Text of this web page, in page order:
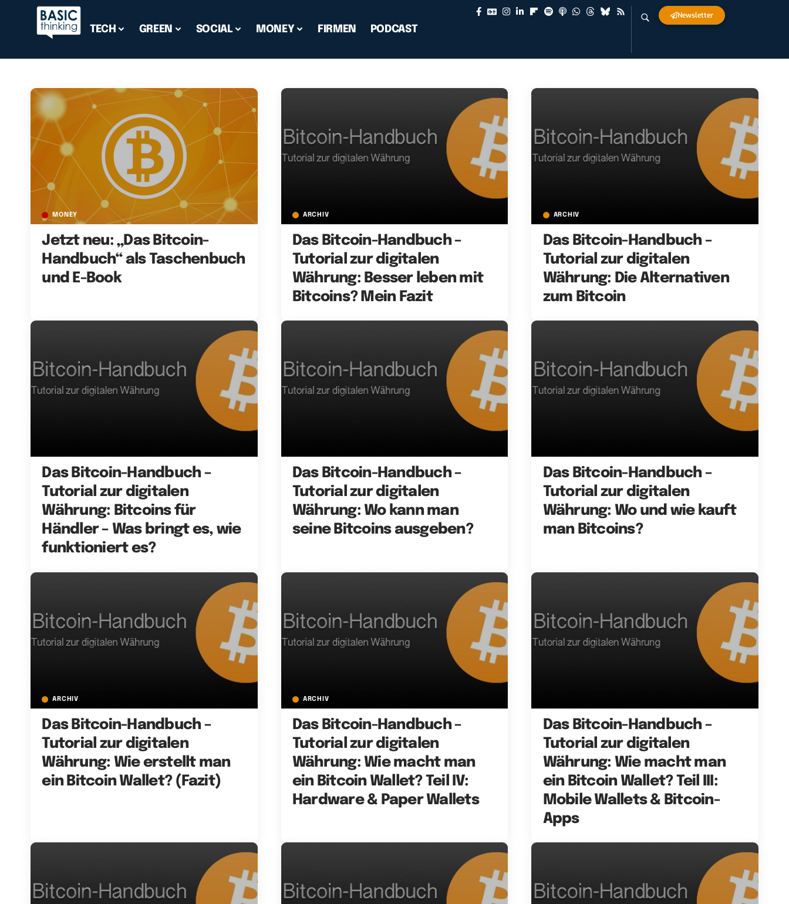
TECH GREEN SOCIAL MONEY FIRMEN PODCAST
Newsletter
MONEY
Jetzt neu: „Das Bitcoin-
Handbuch“ als Taschenbuch
und E-Book
ARCHIV
Das Bitcoin-Handbuch –
Tutorial zur digitalen
Währung: Besser leben mit
Bitcoins? Mein Fazit
ARCHIV
Das Bitcoin-Handbuch –
Tutorial zur digitalen
Währung: Die Alternativen
zum Bitcoin
Das Bitcoin-Handbuch –
Tutorial zur digitalen
Währung: Bitcoins für
Händler – Was bringt es, wie
funktioniert es?
Das Bitcoin-Handbuch –
Tutorial zur digitalen
Währung: Wo kann man
seine Bitcoins ausgeben?
Das Bitcoin-Handbuch –
Tutorial zur digitalen
Währung: Wo und wie kauft
man Bitcoins?
ARCHIV
Das Bitcoin-Handbuch –
Tutorial zur digitalen
Währung: Wie erstellt man
ein Bitcoin Wallet? (Fazit)
ARCHIV
Das Bitcoin-Handbuch –
Tutorial zur digitalen
Währung: Wie macht man
ein Bitcoin Wallet? Teil IV:
Hardware & Paper Wallets
Das Bitcoin-Handbuch –
Tutorial zur digitalen
Währung: Wie macht man
ein Bitcoin Wallet? Teil III:
Mobile Wallets & Bitcoin-
Apps